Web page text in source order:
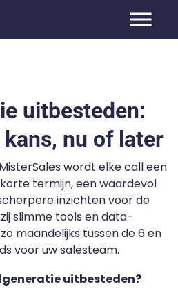
uitbesteden:
nu of later
wordt elke call een
termijn, een waardevol
inzichten voor de
slimme tools en data-
maandelijks tussen de 6 en
voor uw salesteam.
uitbesteden?